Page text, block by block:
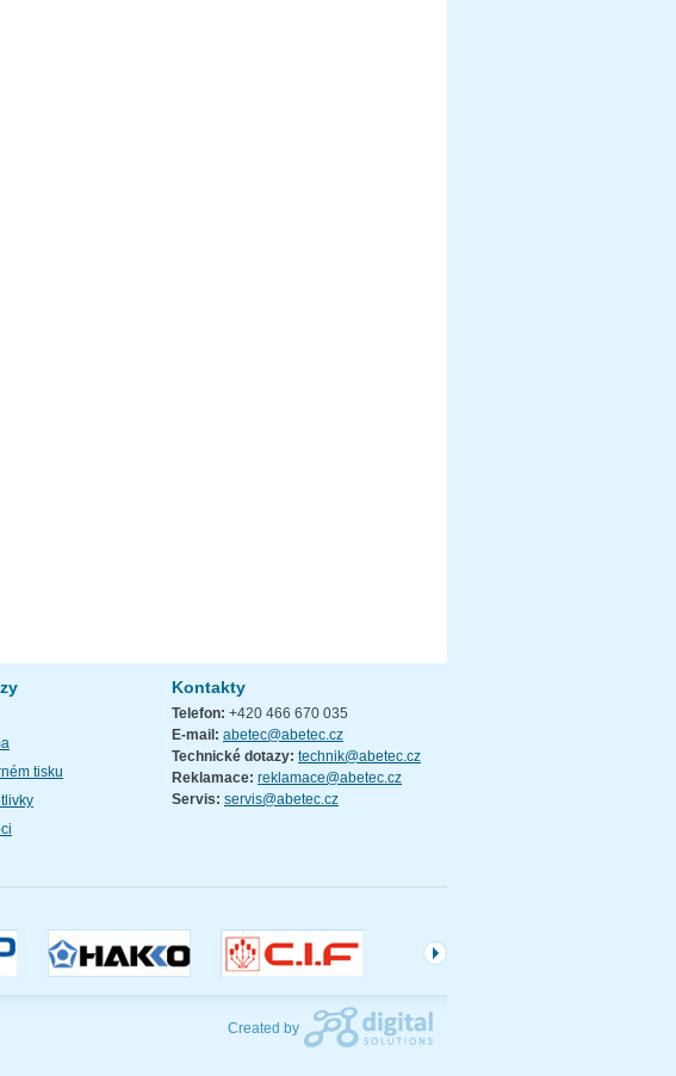
tisku
Kontakty
Telefon: +420 466 670 035
E-mail: abetec@abetec.cz
Technické dotazy: technik@abetec.cz
Reklamace: reklamace@abetec.cz
Servis: servis@abetec.cz
Created by